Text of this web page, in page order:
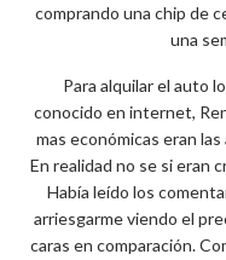
comprando una chip de
una
Para alquilar el auto
conocido en internet,
mas económicas eran
En realidad no se si eran
Había leído los
arriesgarme viendo el
caras en comparación.